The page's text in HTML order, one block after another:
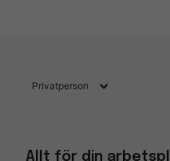
Allt för din